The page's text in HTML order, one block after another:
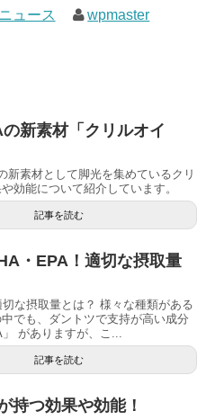
ニュース wpmaster
新素材「クリルオイ
新素材として脚光を集めているクリ
効能について紹介しています。
記事を読む
・EPA！適切な摂取量
切な摂取量とは？ 様々な種類がある
でも、ダントツで支持が高い成分
がありますが、こ...
記事を読む
持つ効果や効能！